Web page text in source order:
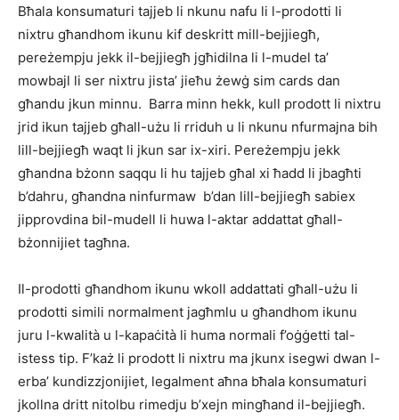
Bħala konsumaturi tajjeb li nkunu nafu li l-prodotti li
nixtru għandhom ikunu kif deskritt mill-bejjiegħ,
pereżempju jekk il-bejjiegħ jgħidilna li l-mudel ta’
mowbajl li ser nixtru jista’ jieħu żewġ sim cards dan
għandu jkun minnu. Barra minn hekk, kull prodott li nixtru
jrid ikun tajjeb għall-użu li rriduh u li nkunu nfurmajna bih
lill-bejjiegħ waqt li jkun sar ix-xiri. Pereżempju jekk
għandna bżonn saqqu li hu tajjeb għal xi ħadd li jbagħti
b’dahru, għandna ninfurmaw b’dan lill-bejjiegħ sabiex
jipprovdina bil-mudell li huwa l-aktar addattat għall-
bżonnijiet tagħna.
Il-prodotti għandhom ikunu wkoll addattati għall-użu li
prodotti simili normalment jagħmlu u għandhom ikunu
juru l-kwalità u l-kapaċità li huma normali f’oġġetti tal-
istess tip. F’każ li prodott li nixtru ma jkunx isegwi dwan l-
erba’ kundizzjonijiet, legalment aħna bħala konsumaturi
jkollna dritt nitolbu rimedju b’xejn mingħand il-bejjiegħ.